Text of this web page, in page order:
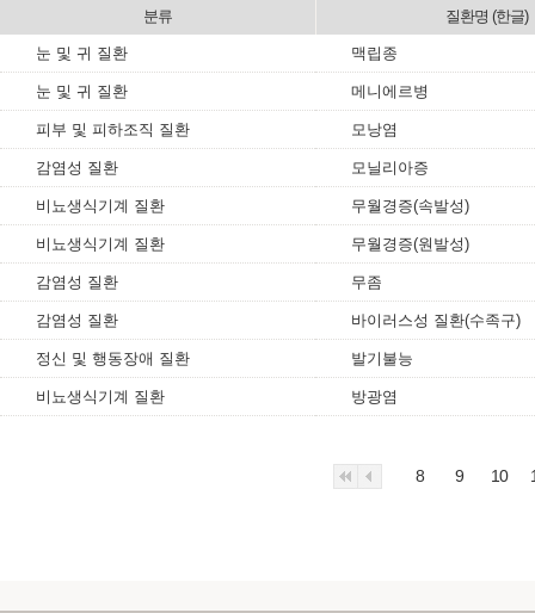
분류 질환명 (한글)
눈 및 귀 질환 맥립종
눈 및 귀 질환 메니에르병
피부 및 피하조직 질환 모낭염
감염성 질환 모닐리아증
비뇨생식기계 질환 무월경증(속발성)
비뇨생식기계 질환 무월경증(원발성)
감염성 질환 무좀
감염성 질환 바이러스성 질환(수족구)
정신 및 행동장애 질환 발기불능
비뇨생식기계 질환 방광염
8 9 10